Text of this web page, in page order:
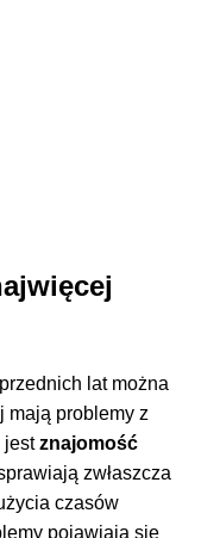
lat można
mają problemy z
jestznajomość
zwłaszcza
czasów
pojawiają się